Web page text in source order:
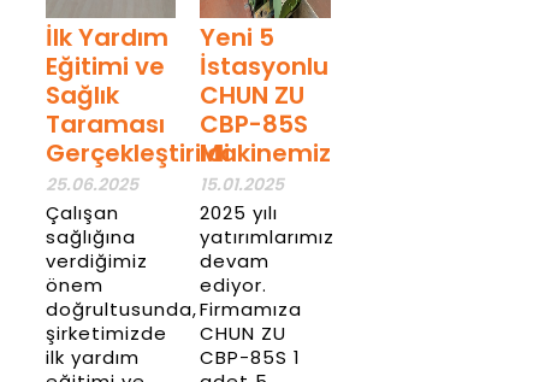
İlk Yardım
Eğitimi ve
Sağlık
Taraması
Gerçekleştirildi
25.06.2025
Çalışan
sağlığına
verdiğimiz
önem
doğrultusunda,
şirketimizde
ilk yardım
Yeni 5
İstasyonlu
CHUN ZU
CBP-85S
Makinemiz
15.01.2025
2025 yılı
yatırımlarımız
devam
ediyor.
Firmamıza
CHUN ZU
CBP-85S 1